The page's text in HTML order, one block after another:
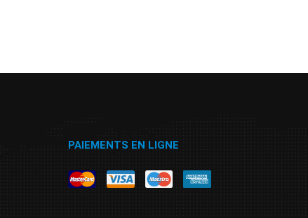
PAIEMENTS EN LIGNE